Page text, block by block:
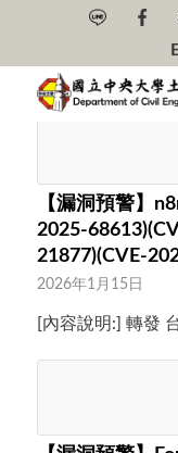
【漏洞預警】
2025-
21877)(CVE-
2026年1月15日
[內容說明:] 轉發